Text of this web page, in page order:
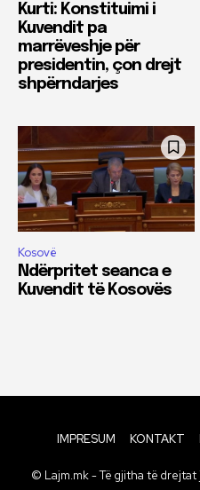
Kurti: Konstituimi i
Kuvendit pa
marrëveshje për
presidentin, çon drejt
shpërndarjes
Kosovë
Ndërpritet seanca e
Kuvendit të Kosovës
IMPRESUM KONTAKT
© Lajm.mk - Të gjitha të